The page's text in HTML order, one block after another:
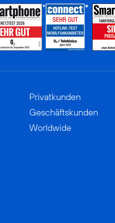
Privatkunden
Geschäftskunden
Worldwide